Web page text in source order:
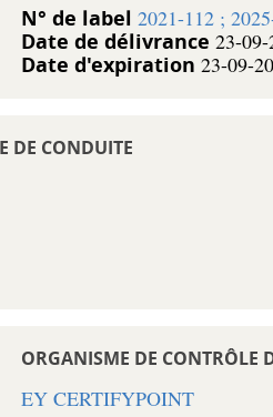
N° de label 2021-112 ;
Date de délivrance 23-09-
Date d'expiration 23-09-
DE CONDUITE
ORGANISME DE CONTRÔLE
EY CERTIFYPOINT